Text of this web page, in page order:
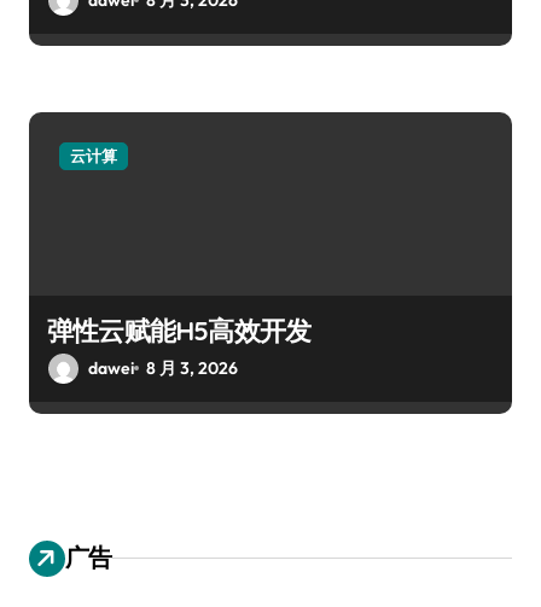
云计算
弹性云赋能H5高效开发
dawei 8 月 3, 2026
广告